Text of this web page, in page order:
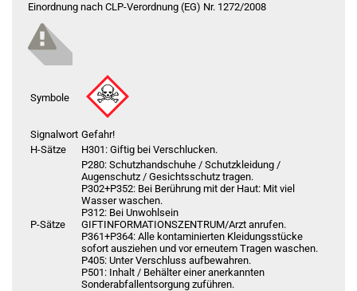
OXVA Xlim SQ Pro 2 Pod Kit Brown Wood
Einordnung nach CLP-Verordnung (EG) Nr. 1272/2008
Symbole
Signalwort Gefahr!
H-Sätze
H301: Giftig bei Verschlucken.
P-Sätze
P280: Schutzhandschuhe / Schutzkleidung /
Augenschutz / Gesichtsschutz tragen.
P302+P352: Bei Berührung mit der Haut: Mit viel
Wasser waschen.
P312: Bei Unwohlsein
GIFTINFORMATIONSZENTRUM/Arzt anrufen.
P361+P364: Alle kontaminierten Kleidungsstücke
sofort ausziehen und vor erneutem Tragen waschen.
P405: Unter Verschluss aufbewahren.
P501: Inhalt / Behälter einer anerkannten
Sonderabfallentsorgung zuführen.